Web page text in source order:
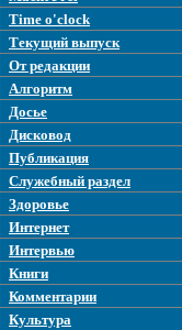
Time o'clock
Текущий выпуск
От редакции
Алгоритм
Досье
Дисковод
Публикация
Служебный раздел
Здоровье
Интернет
Интервью
Книги
Комментарии
Культура